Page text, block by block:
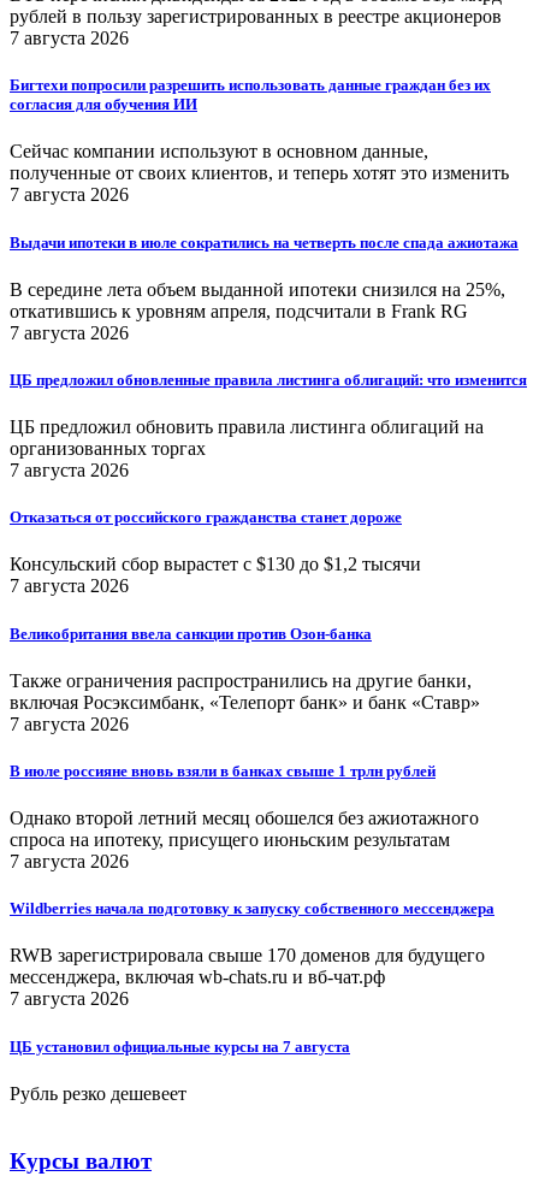
рублей в пользу зарегистрированных в реестре акционеров
7 августа 2026
Бигтехи попросили разрешить использовать данные граждан без их
согласия для обучения ИИ
Сейчас компании используют в основном данные,
полученные от своих клиентов, и теперь хотят это изменить
7 августа 2026
Выдачи ипотеки в июле сократились на четверть после спада ажиотажа
В середине лета объем выданной ипотеки снизился на 25%,
откатившись к уровням апреля, подсчитали в Frank RG
7 августа 2026
ЦБ предложил обновленные правила листинга облигаций: что изменится
ЦБ предложил обновить правила листинга облигаций на
организованных торгах
7 августа 2026
Отказаться от российского гражданства станет дороже
Консульский сбор вырастет с $130 до $1,2 тысячи
7 августа 2026
Великобритания ввела санкции против Озон-банка
Также ограничения распространились на другие банки,
включая Росэксимбанк, «Телепорт банк» и банк «Ставр»
7 августа 2026
В июле россияне вновь взяли в банках свыше 1 трлн рублей
Однако второй летний месяц обошелся без ажиотажного
спроса на ипотеку, присущего июньским результатам
7 августа 2026
Wildberries начала подготовку к запуску собственного мессенджера
RWB зарегистрировала свыше 170 доменов для будущего
мессенджера, включая wb-chats.ru и вб-чат.рф
7 августа 2026
ЦБ установил официальные курсы на 7 августа
Рубль резко дешевеет
Курсы валют